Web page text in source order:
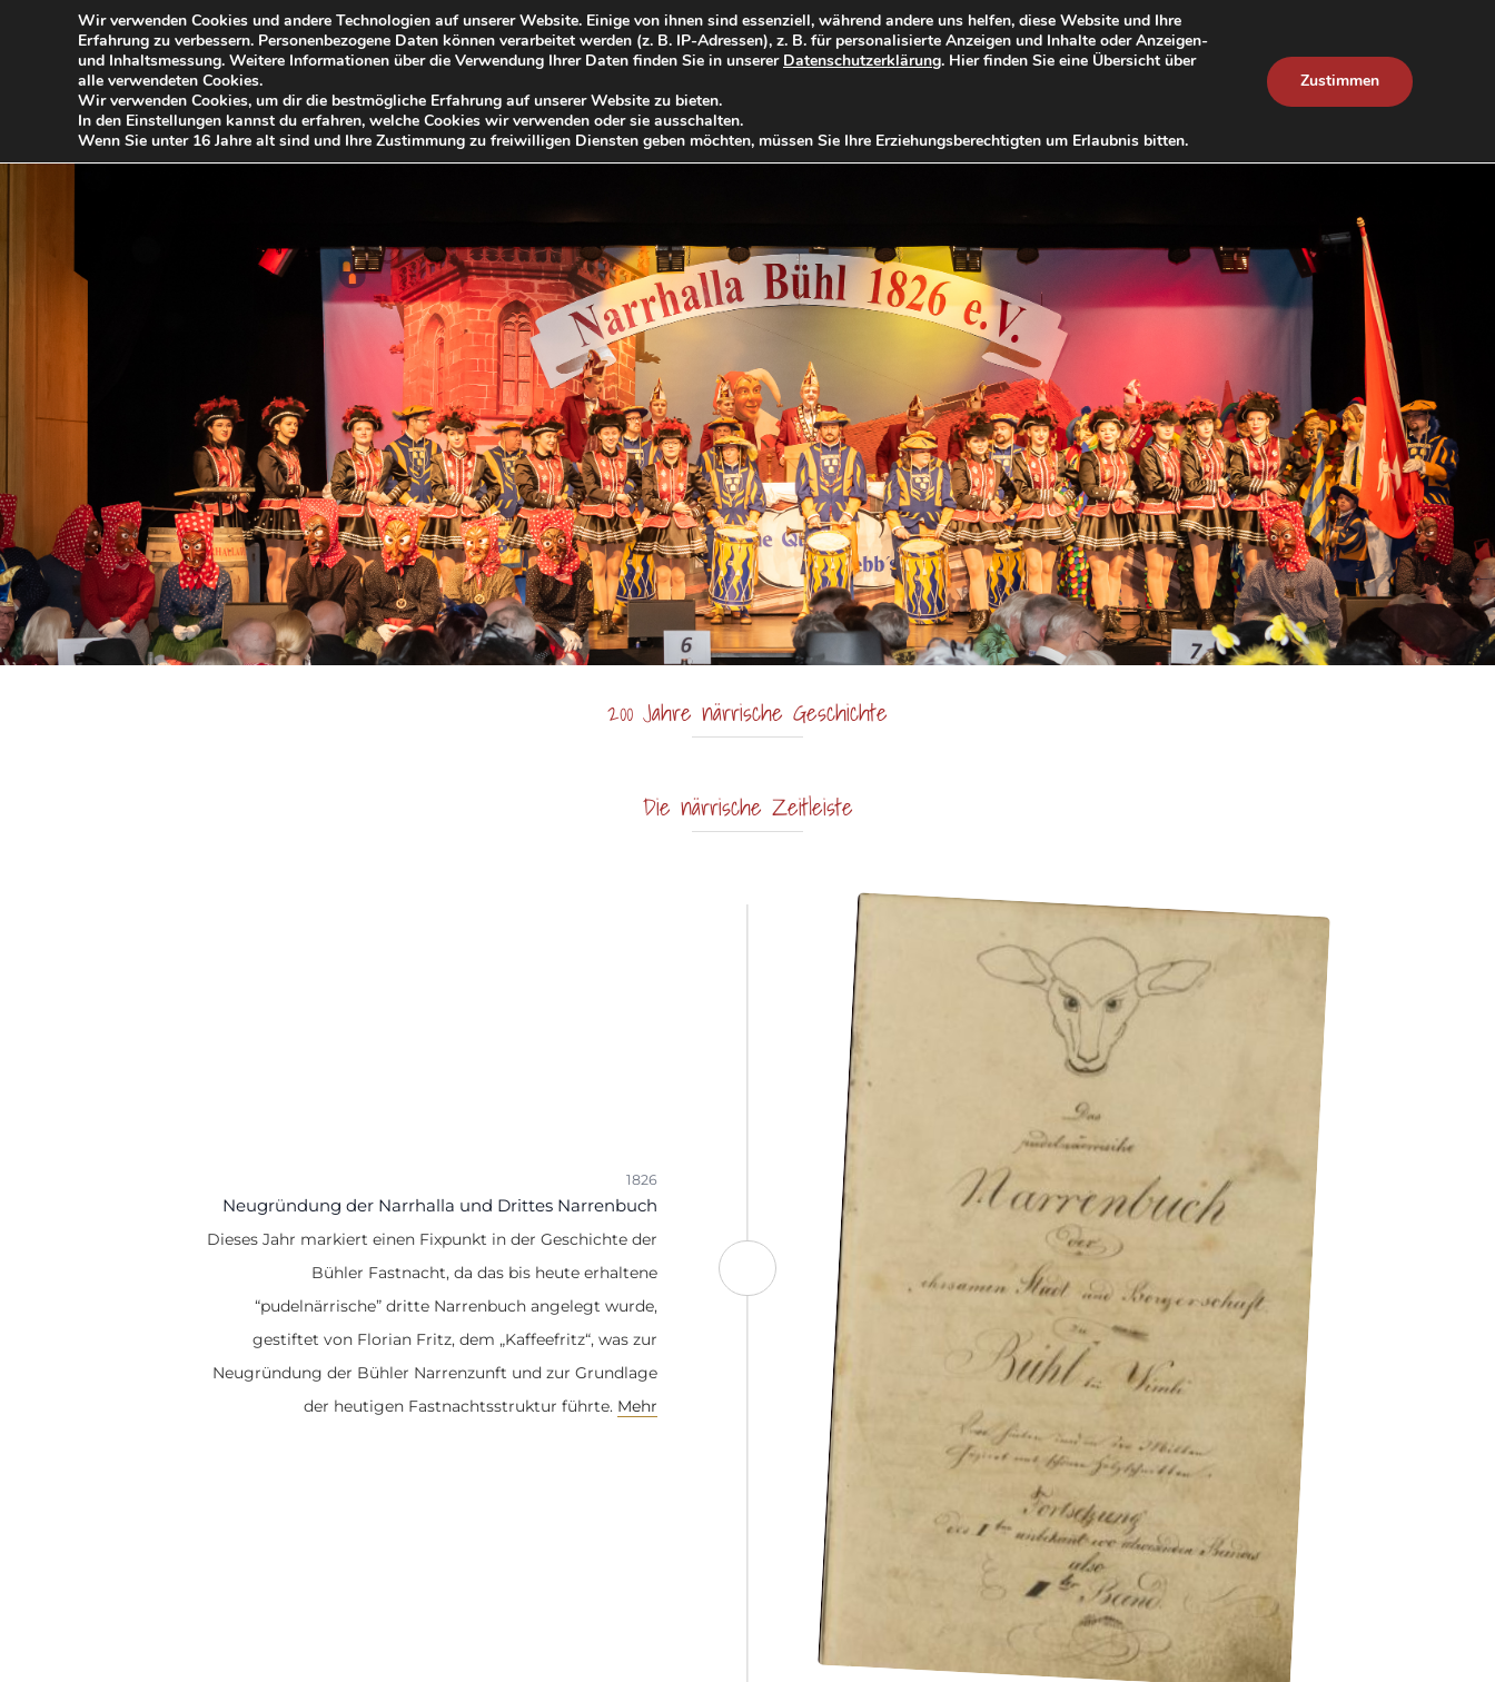
HOME ÜBER UNS VERANSTALTUNGEN KAMPAGNEN MITGLIEDSCHAFT KONTAKT
200 Jahre närrische Geschichte
Die närrische Zeitleiste
1826
Neugründung der Narrhalla und Drittes Narrenbuch
Dieses Jahr markiert einen Fixpunkt in der Geschichte der
Bühler Fastnacht, da das bis heute erhaltene
“pudelnärrische” dritte Narrenbuch angelegt wurde,
gestiftet von Florian Fritz, dem „Kaffeefritz“, was zur
Neugründung der Bühler Narrenzunft und zur Grundlage
der heutigen Fastnachtsstruktur führte. Mehr
Wir verwenden Cookies und andere Technologien auf unserer Website. Einige von ihnen sind essenziell, während andere uns helfen, diese Website und Ihre
Erfahrung zu verbessern. Personenbezogene Daten können verarbeitet werden (z. B. IP-Adressen), z. B. für personalisierte Anzeigen und Inhalte oder Anzeigen-
und Inhaltsmessung. Weitere Informationen über die Verwendung Ihrer Daten finden Sie in unserer Datenschutzerklärung. Hier finden Sie eine Übersicht über
alle verwendeten Cookies.
Wir verwenden Cookies, um dir die bestmögliche Erfahrung auf unserer Website zu bieten.
In den Einstellungen kannst du erfahren, welche Cookies wir verwenden oder sie ausschalten.
Wenn Sie unter 16 Jahre alt sind und Ihre Zustimmung zu freiwilligen Diensten geben möchten, müssen Sie Ihre Erziehungsberechtigten um Erlaubnis bitten.
Zustimmen